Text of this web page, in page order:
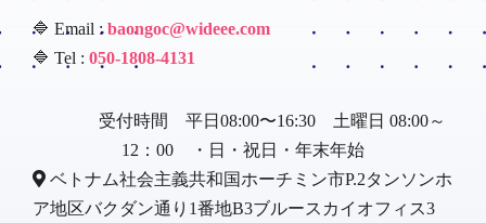
🔷 Email :baongoc@wideee.com
🔷 Tel : 050-1808-4131
受付時間 平日08:00〜16:30 土曜日 08:00～
12：00 ・日・祝日・年末年始
ベトナム社会主義共和国ホーチミン市P.2タンソンホ
ア地区バクダン通り1番地B3ブルースカイオフィス3